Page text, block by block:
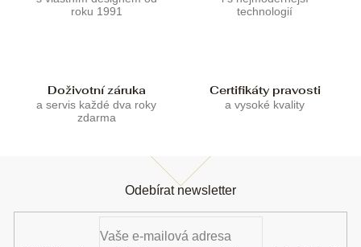
roku 1991
technologií
Doživotní záruka
a servis každé dva roky
zdarma
Certifikáty pravosti
a vysoké kvality
Odebírat newsletter